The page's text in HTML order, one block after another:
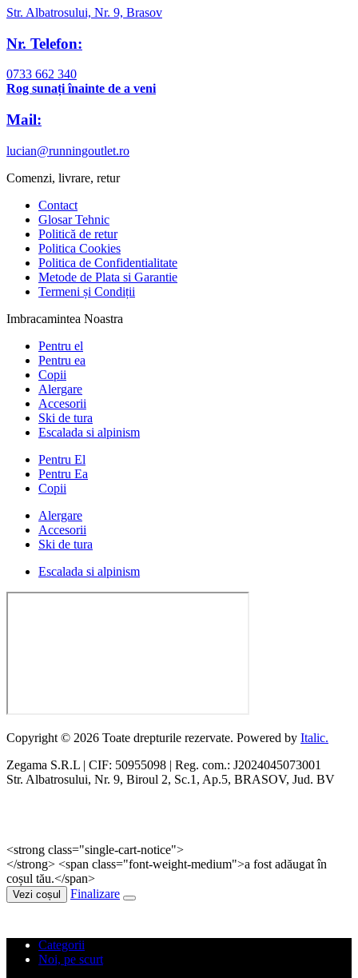
Str. Albatrosului, Nr. 9, Brasov
Nr. Telefon:
0733 662 340
Rog sunați înainte de a veni
Mail:
lucian@runningoutlet.ro
Comenzi, livrare, retur
Contact
Glosar Tehnic
Politică de retur
Politica Cookies
Politica de Confidentialitate
Metode de Plata si Garantie
Termeni și Condiții
Imbracamintea Noastra
Pentru el
Pentru ea
Copii
Alergare
Accesorii
Ski de tura
Escalada si alpinism
Pentru El
Pentru Ea
Copii
Alergare
Accesorii
Ski de tura
Escalada si alpinism
Copyright © 2026 Toate drepturile rezervate. Powered by Italic.
Zegama S.R.L | CIF: 50955098 | Reg. com.: J2024045073001
Str. Albatrosului, Nr. 9, Biroul 2, Sc.1, Ap.5, BRASOV, Jud. BV
<strong class="single-cart-notice">
</strong> <span class="font-weight-medium">a fost adăugat în
coșul tău.</span>
Vezi coșul Finalizare
Categorii
Noi, pe scurt